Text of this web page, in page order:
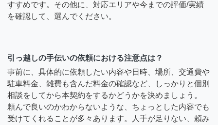
すすめです。その他に、対応エリアや今までの評価/実績
を確認して、選んでください。
引っ越しの手伝いの依頼における注意点は？
事前に、具体的に依頼したい内容や日時、場所、交通費や
駐車料金、雑費も含んだ料金の確認など、しっかりと個別
相談をしてから本契約をするかどうかを決めましょう。
頼んで良いのかわからないような、ちょっとした内容でも
受けてくれることが多々あります。人手が足りない、頼み